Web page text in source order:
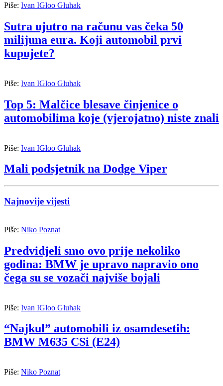
Piše: Ivan IGloo Gluhak
Sutra ujutro na računu vas čeka 50
milijuna eura. Koji automobil prvi
kupujete?
Piše: Ivan IGloo Gluhak
Top 5: Malčice blesave činjenice o
automobilima koje (vjerojatno) niste znali
Piše: Ivan IGloo Gluhak
Mali podsjetnik na Dodge Viper
Najnovije vijesti
Piše: Niko Poznat
Predvidjeli smo ovo prije nekoliko
godina: BMW je upravo napravio ono
čega su se vozači najviše bojali
Piše: Ivan IGloo Gluhak
“Najkul” automobili iz osamdesetih:
BMW M635 CSi (E24)
Piše: Niko Poznat